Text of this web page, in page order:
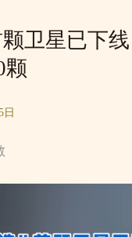
卫星已下
颗
日